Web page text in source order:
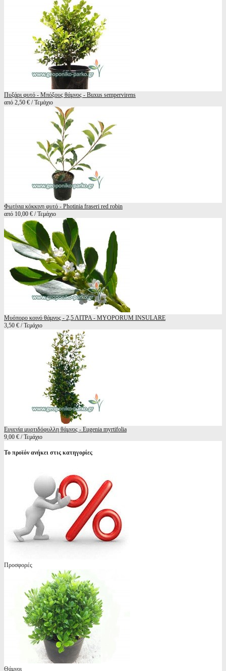
Πυξάρι φυτό - Μπόξους θάμνος - Buxus sempervirens
από 2,50 € / Τεμάχιο
Φωτίνια κόκκινη φυτό - Photinia fraseri red robin
από 10,00 € / Τεμάχιο
Μυόπορο κοινό θάμνος - 2,5 ΛΙΤΡΑ - MYOPORUM INSULARE
3,50 € / Τεμάχιο
Ευγενία μυρτιδόφυλλη θάμνος - Eugenia myrtifolia
9,00 € / Τεμάχιο
Το προϊόν ανήκει στις κατηγορίες
Προσφορές
Θάμνοι